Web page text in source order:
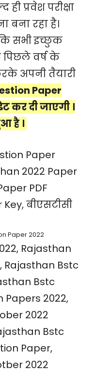
ही प्रवेश परीक्षा
रहा है।
सभी इच्छुक
पिछले वर्ष के
अपनी तैयारी
Paper
कर दी जाएगी ।
है ।
Paper 2022
Rajasthan
Rajasthan Bstc
Bstc
Papers 2022,
2022
Bstc
Paper,
2022